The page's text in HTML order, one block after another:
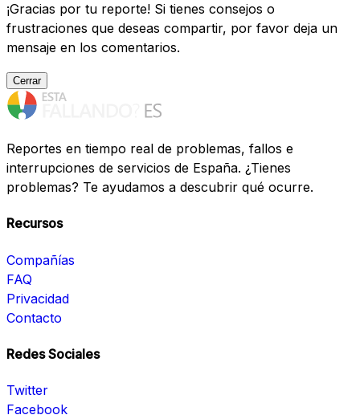
¡Gracias por tu reporte! Si tienes consejos o
frustraciones que deseas compartir, por favor deja un
mensaje en los comentarios.
Cerrar
Reportes en tiempo real de problemas, fallos e
interrupciones de servicios de España. ¿Tienes
problemas? Te ayudamos a descubrir qué ocurre.
Recursos
Compañías
FAQ
Privacidad
Contacto
Redes Sociales
Twitter
Facebook